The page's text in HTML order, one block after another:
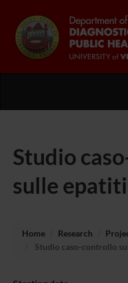
Studio
sulle
Home Research
Studio caso-controllo